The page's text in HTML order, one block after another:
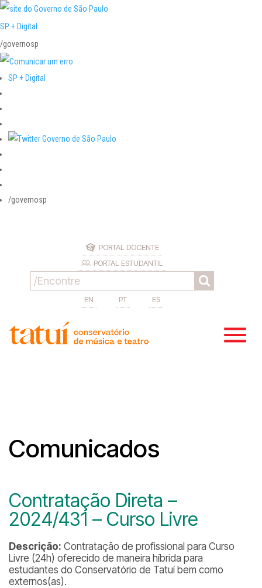
SP + Digital
/governosp
SP + Digital
/governosp
PORTAL DOCENTE
PORTAL ESTUDANTIL
EN PT ES
Comunicados
Contratação Direta –
2024/431 – Curso Livre
Descrição: Contratação de profissional para Curso
Livre (24h) oferecido de maneira híbrida para
estudantes do Conservatório de Tatuí bem como
externos(as).